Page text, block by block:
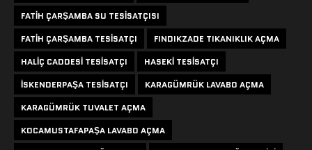
FATIH ÇARŞAMBA SU TESISATÇISI
FATIH ÇARŞAMBA TESISATÇI
FINDIKZADE TIKANIKLIK AÇMA
HALIÇ CADDESI TESISATÇI
HASEKI TESISATÇI
ISKENDERPAŞA TESISATÇI
KARAGÜMRÜK LAVABO AÇMA
KARAGÜMRÜK TUVALET AÇMA
KOCAMUSTAFAPAŞA LAVABO AÇMA